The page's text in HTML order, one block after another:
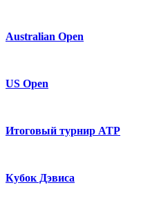
Australian Open
US Open
Итоговый турнир ATP
Кубок Дэвиса